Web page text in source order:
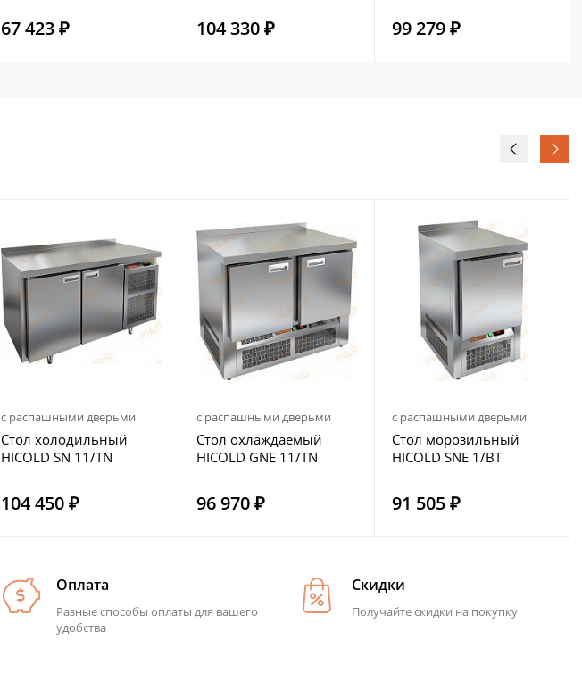
67 423 ₽ 104 330 ₽ 99 279 ₽
с распашными дверьми
Стол холодильный
HICOLD SN 11/TN
104 450 ₽
с распашными дверьми
Стол охлаждаемый
HICOLD GNE 11/TN
96 970 ₽
с распашными дверьми
Стол морозильный
HICOLD SNE 1/BT
91 505 ₽
Оплата
Разные способы оплаты для вашего
удобства
Скидки
Получайте скидки на покупку